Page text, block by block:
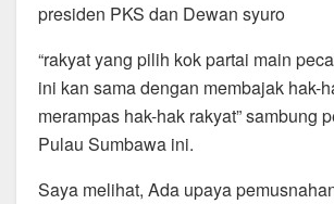
presiden PKS dan Dewan syuro
“rakyat yang pilih kok partai main
ini kan sama dengan membajak hak-
merampas hak-hak rakyat” sambung
Pulau Sumbawa ini.
Saya melihat, Ada upaya